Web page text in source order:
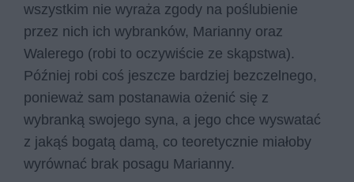
wszystkim nie wyraża zgody na poślubienie
przez nich ich wybranków, Marianny oraz
Walerego (robi to oczywiście ze skąpstwa).
Później robi coś jeszcze bardziej bezczelnego,
ponieważ sam postanawia ożenić się z
wybranką swojego syna, a jego chce wyswatać
z jakąś bogatą damą, co teoretycznie miałoby
wyrównać brak posagu Marianny.